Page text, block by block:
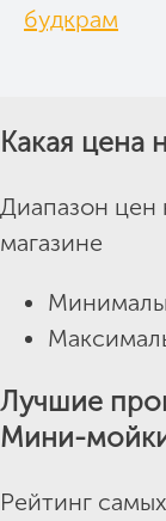
будкрам
Какая
Диапазон
магазине
Лучшие
Мини-
Рейтинг